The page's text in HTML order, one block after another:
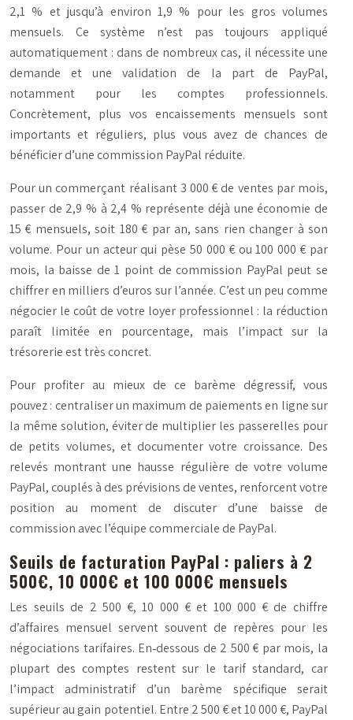
2,1 % et jusqu’à environ 1,9 % pour les gros volumes
mensuels. Ce système n’est pas toujours appliqué
automatiquement : dans de nombreux cas, il nécessite une
demande et une validation de la part de PayPal,
notamment pour les comptes professionnels.
Concrètement, plus vos encaissements mensuels sont
importants et réguliers, plus vous avez de chances de
bénéficier d’une commission PayPal réduite.
Pour un commerçant réalisant 3 000 € de ventes par mois,
passer de 2,9 % à 2,4 % représente déjà une économie de
15 € mensuels, soit 180 € par an, sans rien changer à son
volume. Pour un acteur qui pèse 50 000 € ou 100 000 € par
mois, la baisse de 1 point de commission PayPal peut se
chiffrer en milliers d’euros sur l’année. C’est un peu comme
négocier le coût de votre loyer professionnel : la réduction
paraît limitée en pourcentage, mais l’impact sur la
trésorerie est très concret.
Pour profiter au mieux de ce barème dégressif, vous
pouvez : centraliser un maximum de paiements en ligne sur
la même solution, éviter de multiplier les passerelles pour
de petits volumes, et documenter votre croissance. Des
relevés montrant une hausse régulière de votre volume
PayPal, couplés à des prévisions de ventes, renforcent votre
position au moment de discuter d’une baisse de
commission avec l’équipe commerciale de PayPal.
Seuils de facturation PayPal : paliers à 2
500€, 10 000€ et 100 000€ mensuels
Les seuils de 2 500 €, 10 000 € et 100 000 € de chiffre
d’affaires mensuel servent souvent de repères pour les
négociations tarifaires. En‑dessous de 2 500 € par mois, la
plupart des comptes restent sur le tarif standard, car
l’impact administratif d’un barème spécifique serait
supérieur au gain potentiel. Entre 2 500 € et 10 000 €, PayPal